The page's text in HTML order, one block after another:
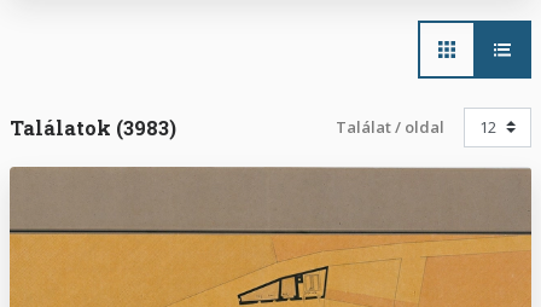
Main
navigation
Találatok (3983) Találat / oldal